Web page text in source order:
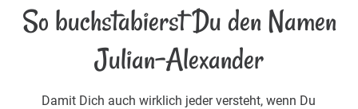
So buchstabierst Du den Namen
Julian-Alexander
Damit Dich auch wirklich jeder versteht, wenn Du